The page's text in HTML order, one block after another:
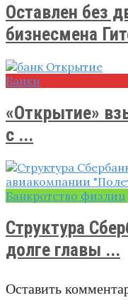
Оставлен без
бизнесмена
Банки
«Открытие»
c ...
Банкротство физлиц
Структура
долге главы ...
Оставить